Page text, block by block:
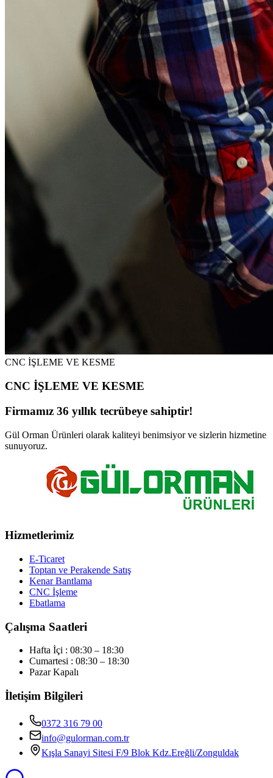
CNC İŞLEME VE KESME
CNC İŞLEME VE KESME
Firmamız 36 yıllık tecrübeye sahiptir!
Gül Orman Ürünleri olarak kaliteyi benimsiyor ve sizlerin hizmetine
sunuyoruz.
Hizmetlerimiz
E-Ticaret
Toptan ve Perakende Satış
Kenar Bantlama
CNC İşleme
Ebatlama
Çalışma Saatleri
Hafta İçi : 08:30 – 18:30
Cumartesi : 08:30 – 18:30
Pazar Kapalı
İletişim Bilgileri
0372 316 79 00
info@gulorman.com.tr
Kışla Sanayi Sitesi F/9 Blok Kdz.Ereğli/Zonguldak